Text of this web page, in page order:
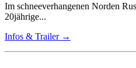
Im schneeverhangenen Norden
20jährige...
Infos & Trailer →